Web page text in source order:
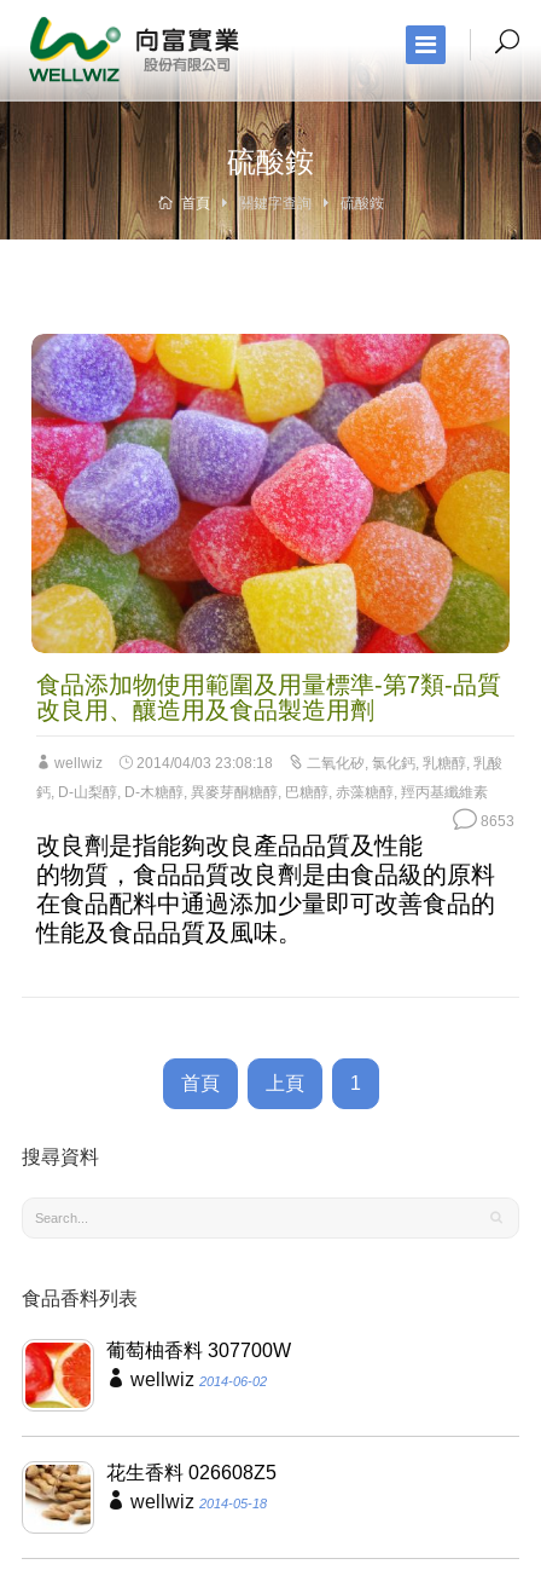
硫酸銨
首頁 關鍵字查詢 硫酸銨
食品添加物使用範圍及用量標準-第7類-品質
改良用、釀造用及食品製造用劑
wellwiz 2014/04/03 23:08:18 二氧化矽, 氯化鈣, 乳糖醇, 乳酸
鈣, D-山梨醇, D-木糖醇, 異麥芽酮糖醇, 巴糖醇, 赤藻糖醇, 羥丙基纖維素
8653
改良劑是指能夠改良產品品質及性能
的物質，食品品質改良劑是由食品級的原料
在食品配料中通過添加少量即可改善食品的
性能及食品品質及風味。
首頁 上頁 1
搜尋資料
食品香料列表
葡萄柚香料 307700W
wellwiz 2014-06-02
花生香料 026608Z5
wellwiz 2014-05-18